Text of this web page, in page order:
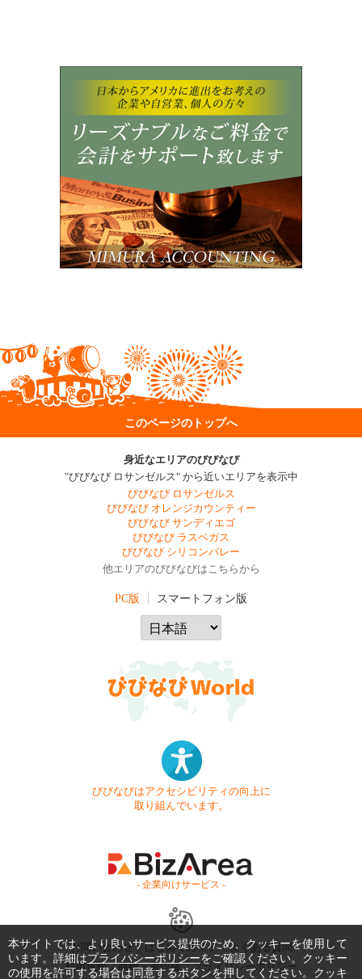
このページのトップへ
身近なエリアのびびなび
"びびなび ロサンゼルス" から近いエリアを表示中
びびなび ロサンゼルス
びびなび オレンジカウンティー
びびなび サンディエゴ
びびなび ラスベガス
びびなび シリコンバレー
他エリアのびびなびはこちらから
PC版 スマートフォン版
びびなびはアクセシビリティの向上に
取り組んでいます。
- 企業向けサービス -
お問い合わせ はじめてガイド
よくある質問
利用規約
商標・著作権 プライバシーポリシー
本サイトでは、より良いサービス提供のため、クッキーを使用して
います。詳細はプライバシーポリシーをご確認ください。クッキー
の使用を許可する場合は同意するボタンを押してください。クッキ